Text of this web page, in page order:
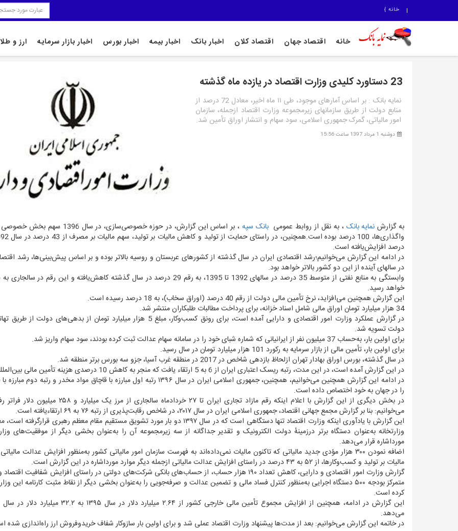
خانه }
خانه اقتصاد جهان اقتصاد کلان اخبار بانک اخبار بیمه اخبار بورس اخبار بازار سرمایه ارز و طلا
23 دستاورد کلیدی وزارت اقتصاد در یازده ماه گذشته
نمایه بانک : بر اساس آمارهای موجود، طی ۱۱ ماه اخیر، معادل 72 درصد از
منابع دولت از طریق سازمانهای زیرمجموعه وزارت اقتصاد ازجمله، سازمان
امور مالیاتی، گمرک جمهوری اسلامی، سود سهام و انتشار اوراق تأمین شد.
دوشنبه 1 مرداد 1397 ساعت 15:56
به گزارش نمایه بانک ، به نقل از روابط عمومیبانک سپه
، بر اساس این گزارش، در حوزه خصوصی‌سازی، در سال
درصد افزایش‌یافته است.
در ادامه این گزارش می‌خوانیم؛رشد اقتصادی ایران در سال گذشته از کشورهای عربستان و روسیه بالاتر بوده و بر اساس پیش‌بینی‌ها، رشد
در سالهای آینده از این دو کشور بالاتر خواهد بود.
خواهد رسید.
این گزارش همچنین می‌افزاید، نرخ تأمین مالی دولت از رقم 40 درصد (اوراق سخاب)، به 18 درصد رسیده است.
34 هزار میلیارد تومان اوراق مالی شامل اسناد خزانه، برای پرداخت مطالبات طلبکاران منتشر شد.
در گزارش عملکرد وزارت امور اقتصادی و دارایی آمده است، برای رونق کسب‌وکار، مبلغ 5 هزار میلیارد تومان از بدهی‌های
دولت تسویه شد.
برای اولین بار، به‌حساب 37 میلیون نفر از ایرانیانی که شماره شبای خود را در سامانه سهام عدالت ثبت کرده بودند، سود سهام واریز شد.
برای اولین بار، تأمین مالی از بازار سرمایه به رکورد 101 هزار میلیارد تومان در سال رسید.
در سال گذشته، بورس اوراق بهادار تهران ازلحاظ بازدهی شاخص در 2017 در منطقه غرب آسیا، جزو سه بورس برتر منطقه شد.
در این گزارش آمده است، در این مدت، رتبه ریسک اعتباری ایران از 6 به 5 ارتقاء یافت که منجر به کاهش 10 درصدی هزینه تأمین مالی بین‌المللی شد.
در ادامه این گزارش همچنین می‌خوانیم، همچنین، جمهوری اسلامی ایران در سال ۱۳۹۶ رتبه اول مبارزه با قاچاق مواد مخدر و رتبه
را در جهان به خود اختصاص داده است.
در بخش دیگری از این گزارش با اعلام اینکه رقم مازاد تجاری ایران تا ۲۷ خردادماه سالجاری از
می‌خوانیم: بنا بر گزارش مجمع جهانی اقتصاد، جمهوری اسلامی ایران در سال ۲۰۱۷، در شاخص رقابت‌پذیری از رتبه ۷۶ به ۶۹ ارتقاءیافته است.
این گزارش با یادآوری اینکه وزارت اقتصاد تنها دستگاهی است که در سال ۱۳۹۷ دو بار مورد تشویق مستقیم مقام معظم رهبری
وزارتخانه به‌عنوان دستگاه برتر درزمینهٔ دولت الکترونیک و تقدیر جداگانه از سه زیرمجموعه آن را به‌عنوان بخشی دیگر از موفقیت‌های
مورداشاره قرار می‌دهد.
اضافه نمودن ۳۰۰ هزار مؤدی جدید مالیاتی که تاکنون مالیات نمی‌داده‌اند به فهرست سازمان امور مالیاتی کشور به‌منظور افزایش عدالت
مالیات بر تولید و کسب‌وکارها، از ۵۲ به ۴۳ درصد در راستای افزایش عدالت مالیاتی ازجمله دیگر موارد مورداشاره در این گزارش است.
گزارش وزارت امور اقتصادی و دارایی، کاهش تعداد ۱۹۰ هزار حساب، از حساب‌های بانکی شرکت‌های دولتی در راستای افزایش شفافیت
متمرکز بودجه ۵۰۰ دستگاه اجرایی به‌منظور کنترل فساد مالی و تضمین عدالت و صرفه‌جویی را به‌عنوان بخشی دیگر از نقاط مثبت کارنامه این
کرده است.
می‌دهد.
در خاتمه این گزارش می‌خوانیم: بعد از مدت‌ها پیشنهاد وزارت اقتصاد عملی شد و برای اولین بار سازوکار شفاف خریدوفروش ارز راه‌اندازی شده